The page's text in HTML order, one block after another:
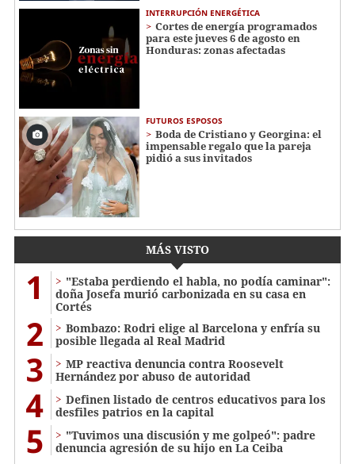
INTERRUPCIÓN ENERGÉTICA
Cortes de energía programados
para este jueves 6 de agosto en
Honduras: zonas afectadas
FUTUROS ESPOSOS
Boda de Cristiano y Georgina: el
impensable regalo que la pareja
pidió a sus invitados
MÁS VISTO
1
"Estaba perdiendo el habla, no podía caminar":
doña Josefa murió carbonizada en su casa en
Cortés
2
Bombazo: Rodri elige al Barcelona y enfría su
posible llegada al Real Madrid
3
MP reactiva denuncia contra Roosevelt
Hernández por abuso de autoridad
4
Definen listado de centros educativos para los
desfiles patrios en la capital
5
"Tuvimos una discusión y me golpeó": padre
denuncia agresión de su hijo en La Ceiba